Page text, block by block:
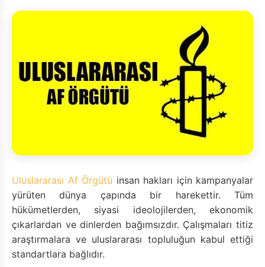
Uluslararası Af Örgütü insan hakları için kampanyalar
yürüten dünya çapında bir harekettir. Tüm
hükümetlerden, siyasi ideolojilerden, ekonomik
çıkarlardan ve dinlerden bağımsızdır. Çalışmaları titiz
araştırmalara ve uluslararası topluluğun kabul ettiği
standartlara bağlıdır.